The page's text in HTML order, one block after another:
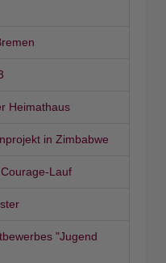
Heimathaus
in Zimbabwe
Lauf
"Jugend